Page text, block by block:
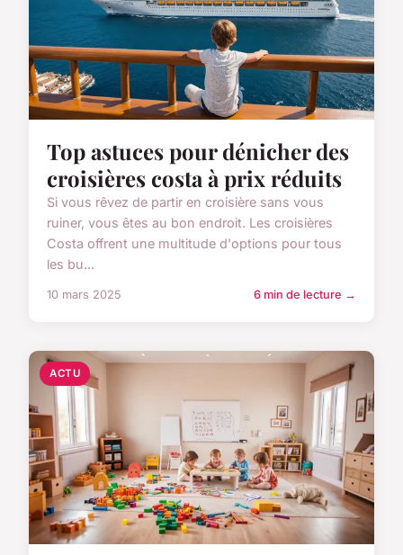
Top astuces pour dénicher des
croisières costa à prix réduits
Si vous rêvez de partir en croisière sans vous
ruiner, vous êtes au bon endroit. Les croisières
Costa offrent une multitude d'options pour tous
les bu...
10 mars 2025 6 min de lecture →
ACTU